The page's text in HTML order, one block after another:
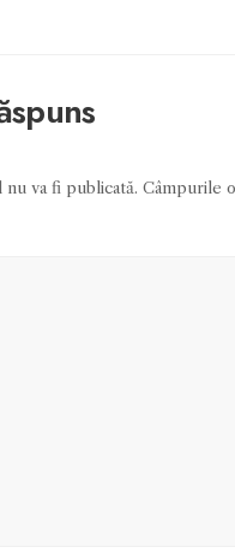
nu va fi publicată. Câmpurile